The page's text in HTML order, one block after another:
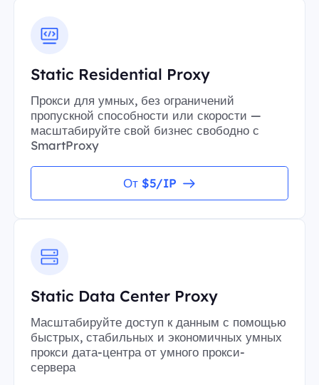
Static Residential Proxy
Прокси для умных, без ограничений
пропускной способности или скорости —
масштабируйте свой бизнес свободно с
SmartProxy
От $5/IP
Static Data Center Proxy
Масштабируйте доступ к данным с помощью
быстрых, стабильных и экономичных умных
прокси дата-центра от умного прокси-
сервера